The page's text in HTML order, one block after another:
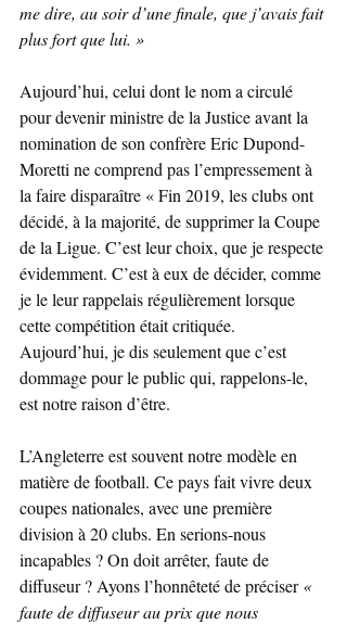
me dire, au soir d’une finale, que j’avais fait
plus fort que lui. »
Aujourd’hui, celui dont le nom a circulé
pour devenir ministre de la Justice avant la
nomination de son confrère Eric Dupond-
Moretti ne comprend pas l’empressement à
la faire disparaître « Fin 2019, les clubs ont
décidé, à la majorité, de supprimer la Coupe
de la Ligue. C’est leur choix, que je respecte
évidemment. C’est à eux de décider, comme
je le leur rappelais régulièrement lorsque
cette compétition était critiquée.
Aujourd’hui, je dis seulement que c’est
dommage pour le public qui, rappelons-le,
est notre raison d’être.
L’Angleterre est souvent notre modèle en
matière de football. Ce pays fait vivre deux
coupes nationales, avec une première
division à 20 clubs. En serions-nous
incapables ? On doit arrêter, faute de
diffuseur ? Ayons l’honnêteté de préciser «
faute de diffuseur au prix que nous